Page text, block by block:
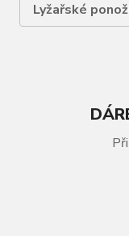
Lyžařské